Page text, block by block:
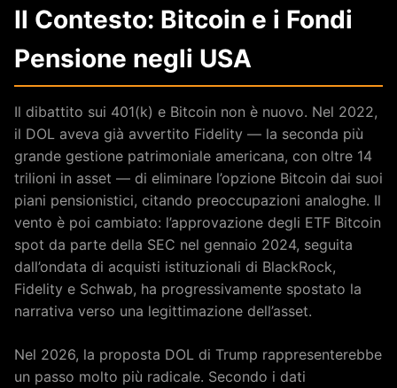
Il Contesto: Bitcoin e i Fondi
Pensione negli USA
Il dibattito sui 401(k) e Bitcoin non è nuovo. Nel 2022,
il DOL aveva già avvertito Fidelity — la seconda più
grande gestione patrimoniale americana, con oltre 14
trilioni in asset — di eliminare l’opzione Bitcoin dai suoi
piani pensionistici, citando preoccupazioni analoghe. Il
vento è poi cambiato: l’approvazione degli ETF Bitcoin
spot da parte della SEC nel gennaio 2024, seguita
dall’ondata di acquisti istituzionali di BlackRock,
Fidelity e Schwab, ha progressivamente spostato la
narrativa verso una legittimazione dell’asset.
Nel 2026, la proposta DOL di Trump rappresenterebbe
un passo molto più radicale. Secondo i dati